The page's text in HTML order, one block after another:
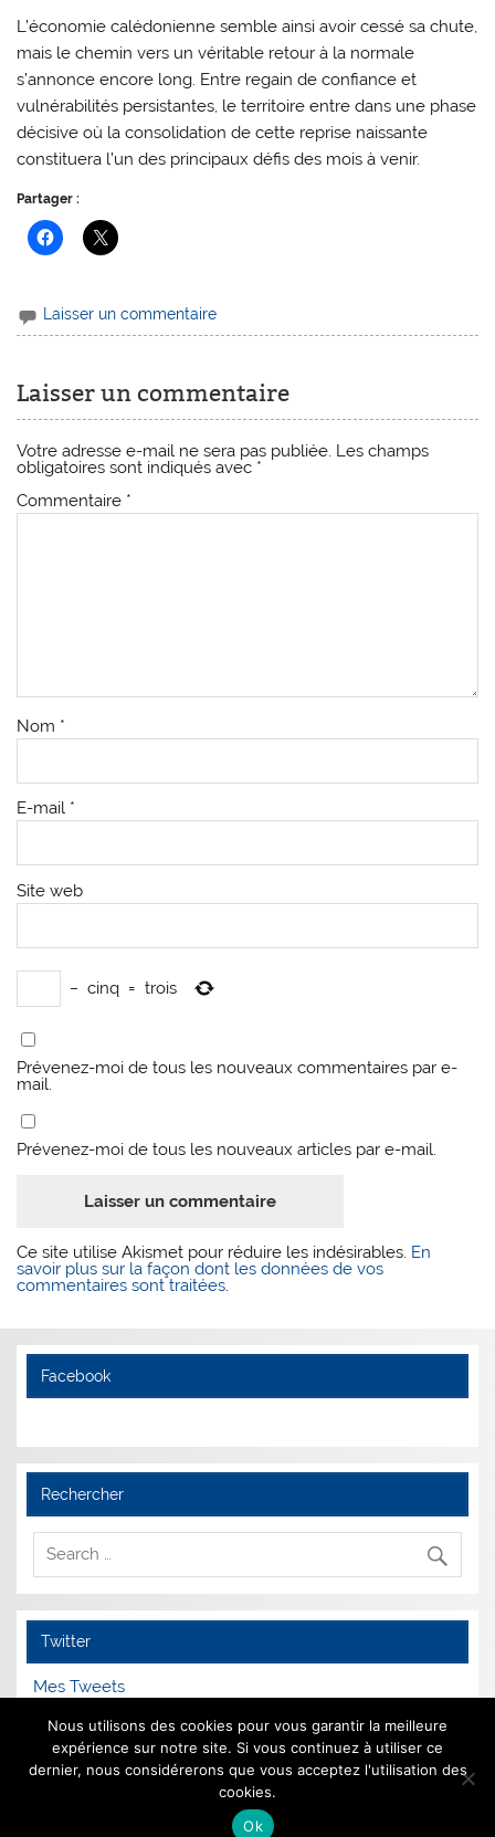
L’économie calédonienne semble ainsi avoir cessé sa chute,
mais le chemin vers un véritable retour à la normale
s’annonce encore long. Entre regain de confiance et
vulnérabilités persistantes, le territoire entre dans une phase
décisive où la consolidation de cette reprise naissante
constituera l’un des principaux défis des mois à venir.
Partager :
Laisser un commentaire
Laisser un commentaire
Votre adresse e-mail ne sera pas publiée. Les champs
obligatoires sont indiqués avec *
Commentaire *
Nom *
E-mail *
Site web
− cinq = trois
Prévenez-moi de tous les nouveaux commentaires par e-
mail.
Prévenez-moi de tous les nouveaux articles par e-mail.
Ce site utilise Akismet pour réduire les indésirables. En
savoir plus sur la façon dont les données de vos
commentaires sont traitées.
Facebook
Rechercher
Twitter
Mes Tweets
Mentions Légales
WordPress
Nous utilisons des cookies pour vous garantir la meilleure
expérience sur notre site. Si vous continuez à utiliser ce
dernier, nous considérerons que vous acceptez l'utilisation des
cookies.
Ok